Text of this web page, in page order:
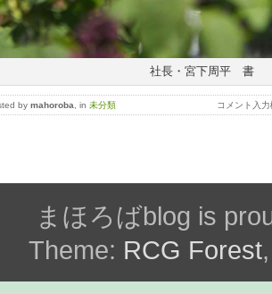
社長・宮下周平 書
by mahoroba, in 未分類 コメント入力
まほろばblog is
Theme: RCG Forest